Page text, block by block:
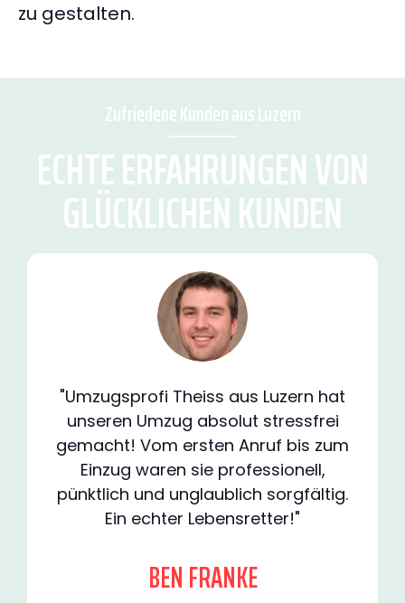
zu gestalten.
Zufriedene Kunden aus Luzern
ECHTE ERFAHRUNGEN VON
GLÜCKLICHEN KUNDEN
"Umzugsprofi Theiss aus Luzern hat
unseren Umzug absolut stressfrei
gemacht! Vom ersten Anruf bis zum
Einzug waren sie professionell,
pünktlich und unglaublich sorgfältig.
Ein echter Lebensretter!"
BEN FRANKE